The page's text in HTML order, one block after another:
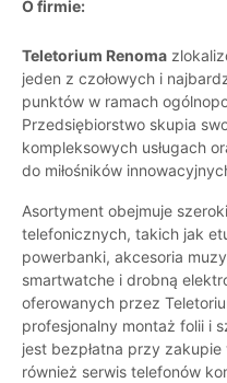
O firmie:
Teletorium Renoma
jeden z czołowych i
punktów w ramach
Przedsiębiorstwo skupia
kompleksowych usługach
do miłośników
Asortyment obejmuje
telefonicznych, takich jak
powerbanki, akcesoria
smartwatche i drobną
oferowanych przez
profesjonalny montaż folii i
jest bezpłatna przy
również serwis telefonów